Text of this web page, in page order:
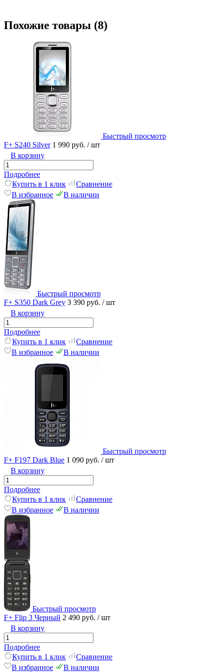
Похожие товары (8)
Быстрый просмотр
F+ S240 Silver 1 990 руб. / шт
В корзину
Подробнее
Купить в 1 клик
Сравнение
В избранное
В наличии
Быстрый просмотр
F+ S350 Dark Grey 3 390 руб. / шт
В корзину
Подробнее
Купить в 1 клик
Сравнение
В избранное
В наличии
Быстрый просмотр
F+ F197 Dark Blue 1 090 руб. / шт
В корзину
Подробнее
Купить в 1 клик
Сравнение
В избранное
В наличии
Быстрый просмотр
F+ Flip 3 Черный 2 490 руб. / шт
В корзину
Подробнее
Купить в 1 клик
Сравнение
В избранное
В наличии